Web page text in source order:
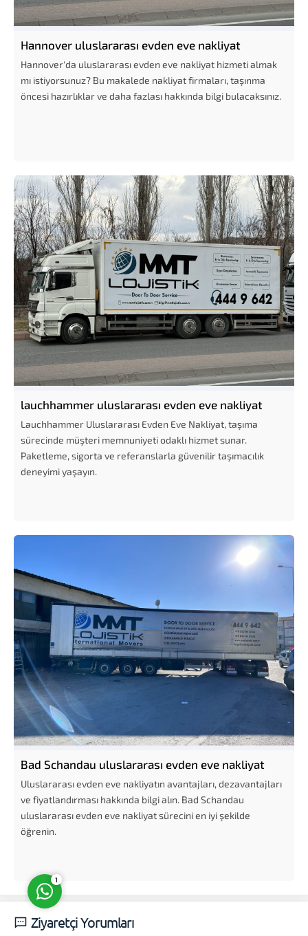
Hannover uluslararası evden eve nakliyat
Hannover'da uluslararası evden eve nakliyat hizmeti almak
mı istiyorsunuz? Bu makalede nakliyat firmaları, taşınma
öncesi hazırlıklar ve daha fazlası hakkında bilgi bulacaksınız.
lauchhammer uluslararası evden eve nakliyat
Lauchhammer Uluslararası Evden Eve Nakliyat, taşıma
sürecinde müşteri memnuniyeti odaklı hizmet sunar.
Paketleme, sigorta ve referanslarla güvenilir taşımacılık
deneyimi yaşayın.
Bad Schandau uluslararası evden eve nakliyat
Uluslararası evden eve nakliyatın avantajları, dezavantajları
ve fiyatlandırması hakkında bilgi alın. Bad Schandau
uluslararası evden eve nakliyat sürecini en iyi şekilde
öğrenin.
Ziyaretçi Yorumları
Müşteri Temsilcisi
1